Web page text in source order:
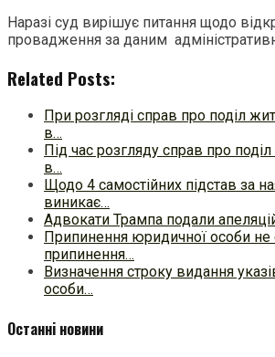
Наразі суд вирішує питання щодо
провадження за даним
Related Posts:
При розгляді справ про поділ
в…
Під час розгляду справ про
в…
Щодо 4 самостійних підстав за
виникає…
Адвокати Трампа подали
Припинення юридичної особи не
припинення…
Визначення строку видання
особи…
Останні новини